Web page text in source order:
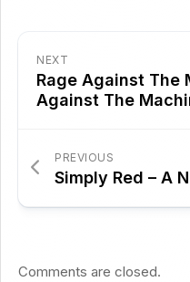
NEXT
Rage Against The
Against The
PREVIOUS
Simply Red – A
Comments are closed.